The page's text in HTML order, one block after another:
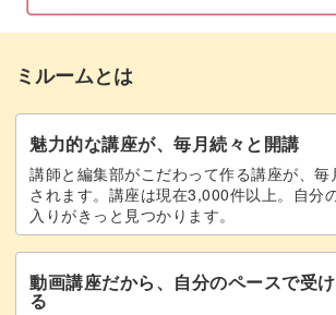
フェルトとプラスチック板をカットす
プラスチック板に目打ちで穴を開ける
プラスチック板とフェルトを貼り合わせ
ブローチピンを縫いつける
パーツを貼り合わせる
完成♪
ミルームとは
魅力的な講座が、毎月続々と開講
講師と編集部がこだわって作る講座が、毎
されます。講座は現在3,000件以上。自分
入りがきっと見つかります。
動画講座だから、自分のペースで受
る